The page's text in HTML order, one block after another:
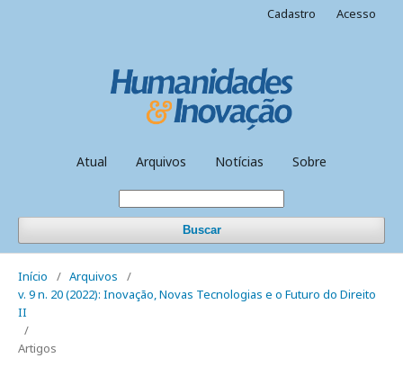
Atual Arquivos Notícias Sobre
Buscar
Cadastro Acesso
Início / Arquivos
/
v. 9 n. 20 (2022): Inovação, Novas Tecnologias e o Futuro do Direito
II
/
Artigos